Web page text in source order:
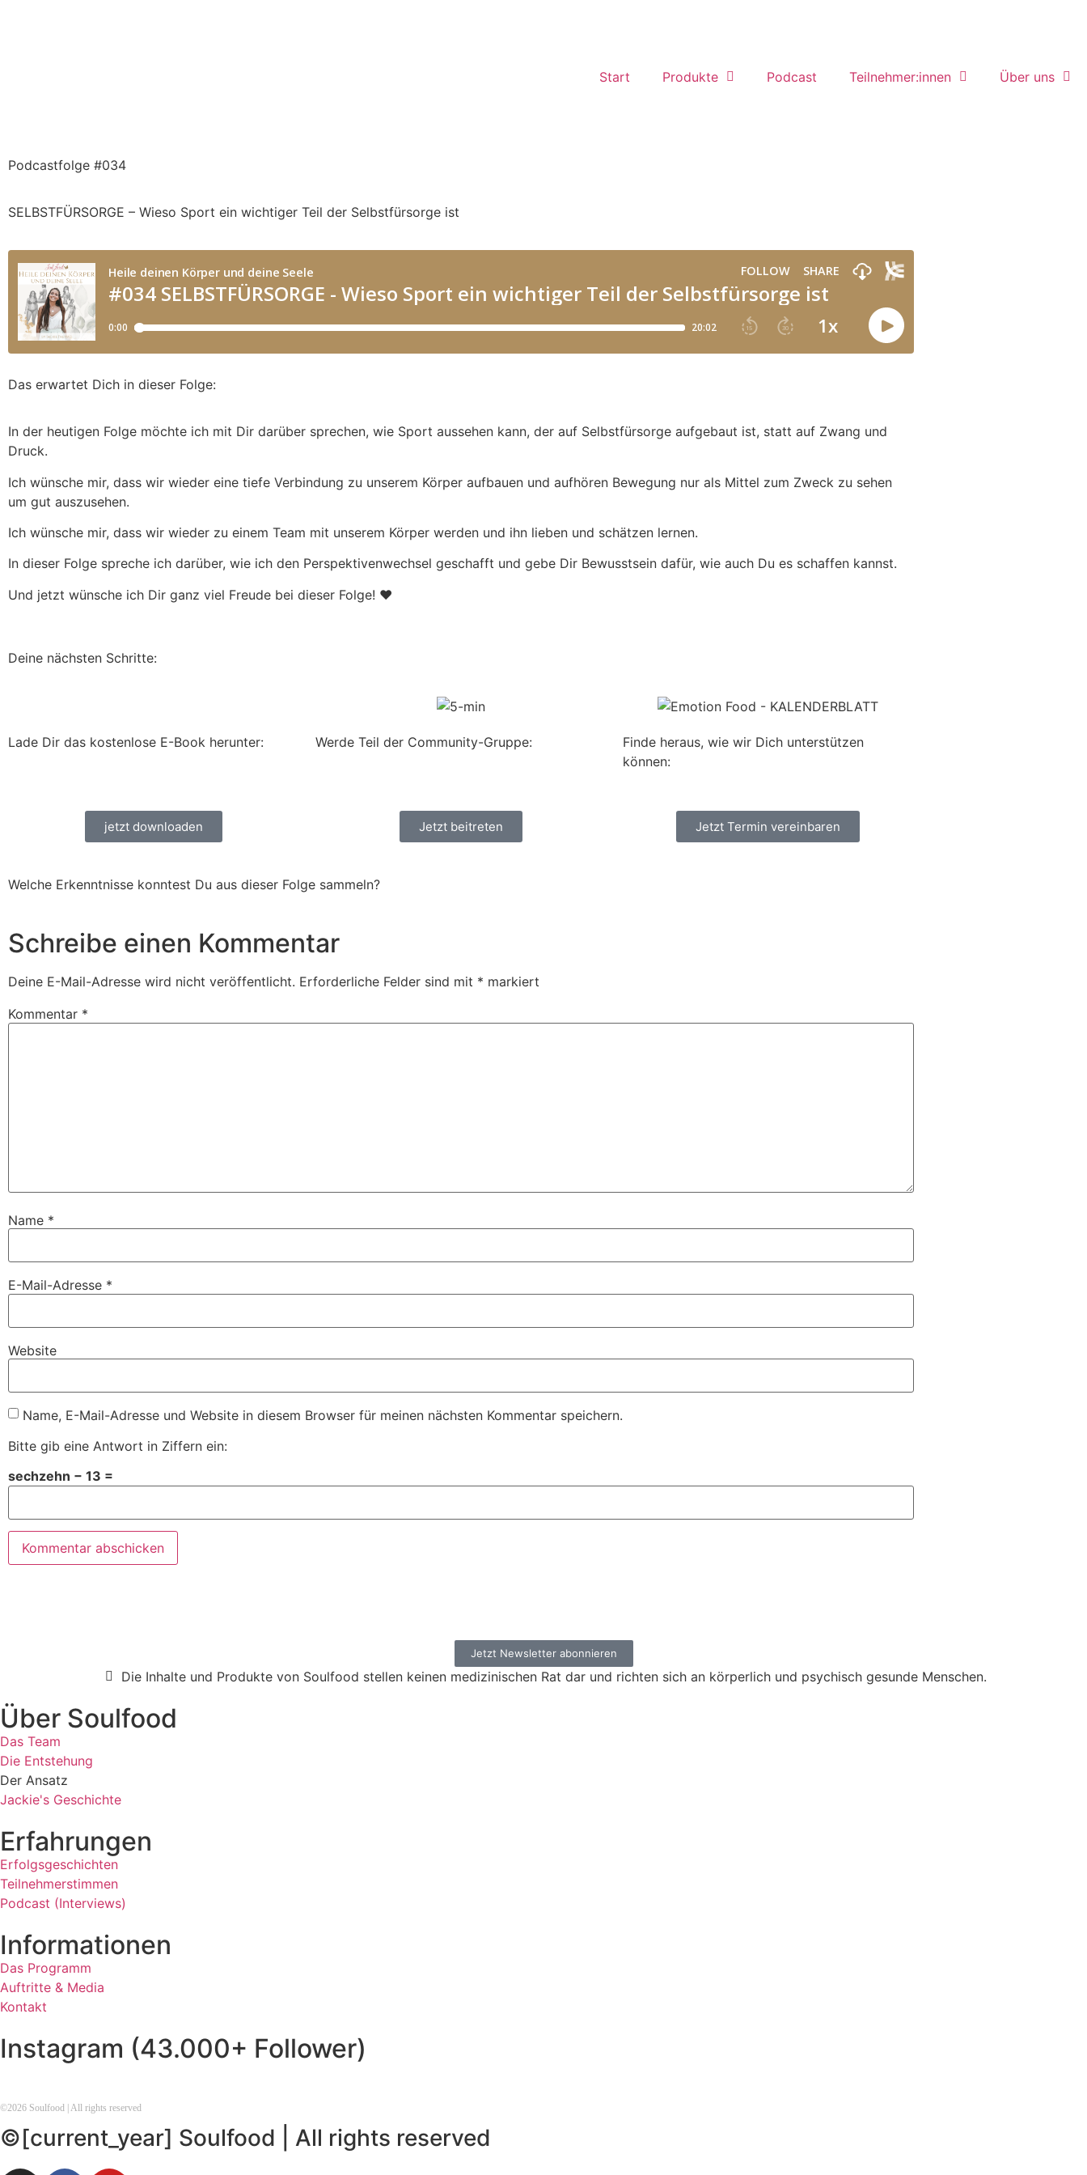
Start Produkte Podcast Teilnehmer:innen Über uns
Podcastfolge #034
SELBSTFÜRSORGE – Wieso Sport ein wichtiger Teil der Selbstfürsorge ist
Das erwartet Dich in dieser Folge:
In der heutigen Folge möchte ich mit Dir darüber sprechen, wie Sport aussehen kann, der auf Selbstfürsorge aufgebaut ist, statt auf Zwang und
Druck.
Ich wünsche mir, dass wir wieder eine tiefe Verbindung zu unserem Körper aufbauen und aufhören Bewegung nur als Mittel zum Zweck zu sehen
um gut auszusehen.
Ich wünsche mir, dass wir wieder zu einem Team mit unserem Körper werden und ihn lieben und schätzen lernen.
In dieser Folge spreche ich darüber, wie ich den Perspektivenwechsel geschafft und gebe Dir Bewusstsein dafür, wie auch Du es schaffen kannst.
Und jetzt wünsche ich Dir ganz viel Freude bei dieser Folge! ❤️
Deine nächsten Schritte:
Lade Dir das kostenlose E-Book herunter: Werde Teil der Community-Gruppe:
Finde heraus, wie wir Dich unterstützen
können:
jetzt downloaden Jetzt beitreten Jetzt Termin vereinbaren
Welche Erkenntnisse konntest Du aus dieser Folge sammeln?
Schreibe einen Kommentar
Deine E-Mail-Adresse wird nicht veröffentlicht. Erforderliche Felder sind mit * markiert
Kommentar *
Name *
E-Mail-Adresse *
Website
Name, E-Mail-Adresse und Website in diesem Browser für meinen nächsten Kommentar speichern.
Bitte gib eine Antwort in Ziffern ein:
sechzehn − 13 =
Jetzt Newsletter abonnieren
Die Inhalte und Produkte von Soulfood stellen keinen medizinischen Rat dar und richten sich an körperlich und psychisch gesunde Menschen.​
Über Soulfood
Das Team
Die Entstehung
Der Ansatz
Jackie's Geschichte
Erfahrungen
Erfolgsgeschichten
Teilnehmerstimmen
Podcast (Interviews)
Informationen
Das Programm
Auftritte & Media
Kontakt
Instagram (43.000+ Follower)
©2026 Soulfood | All rights reserved
©[current_year] Soulfood | All rights reserved